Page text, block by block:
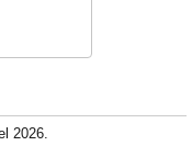
2026.